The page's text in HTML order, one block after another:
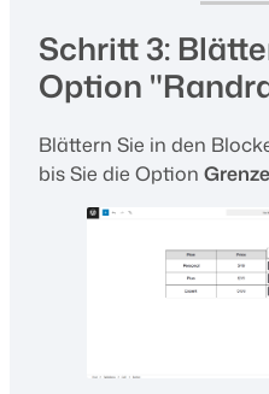
Schritt 3:
Option
Blättern Sie in den
bis Sie die Option Grenze